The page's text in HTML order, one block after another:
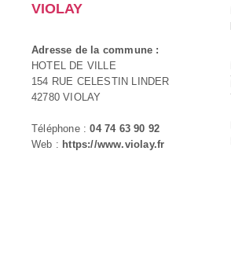
VIOLAY
Adresse de la commune :
HOTEL DE VILLE
154 RUE CELESTIN LINDER
42780 VIOLAY
Téléphone :04 74 63 90 92
Web : https://www.violay.fr